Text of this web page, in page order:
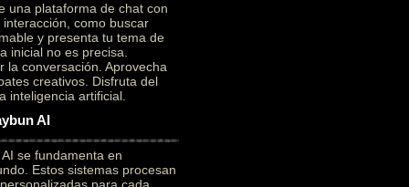
una plataforma de chat con
como buscar
y presenta tu tema de
inicial no es precisa.
la conversación. Aprovecha
creativos. Disfruta del
inteligencia artificial.
AI
se fundamenta en
Estos sistemas procesan
para cada